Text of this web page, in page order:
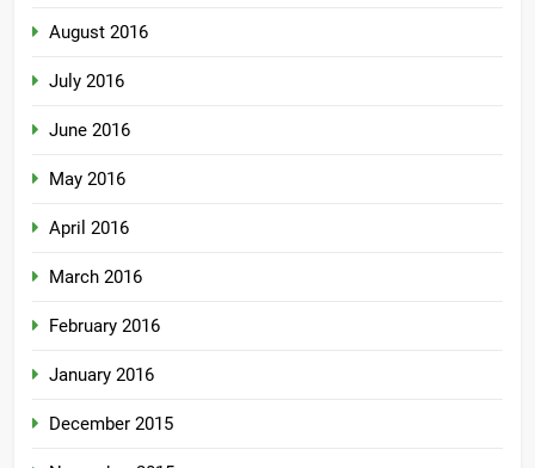
August 2016
July 2016
June 2016
May 2016
April 2016
March 2016
February 2016
January 2016
December 2015